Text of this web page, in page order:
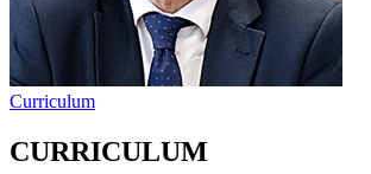
Curriculum
CURRICULUM